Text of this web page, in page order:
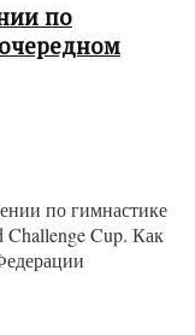
по
по гимнастике
Challenge Cup. Как